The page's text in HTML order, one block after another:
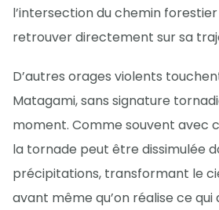
l’intersection du chemin
retrouver directement sur sa
D’autres orages violents
Matagami, sans signature
moment. Comme souvent avec
la tornade peut être dissimulée
précipitations, transformant le
avant même qu’on réalise ce